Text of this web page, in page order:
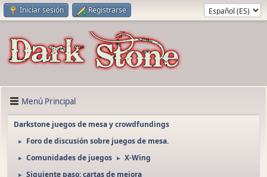
Iniciar sesión Registrarse
Menú Principal
Darkstone juegos de mesa y crowdfundings
► Foro de discusión sobre juegos de mesa.
► Comunidades de juegos ► X-Wing
► Siguiente paso: cartas de mejora